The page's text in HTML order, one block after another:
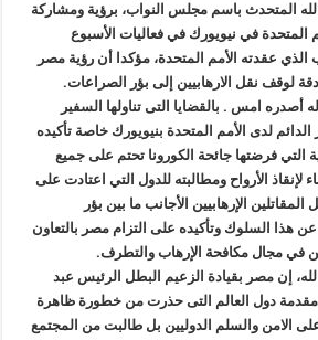
عن
مكافحة
المتحدث باسم مجلس النواب، برؤية ومشاركة
المتحدة في نيويورك في فعاليات الأسبوع
الذي عقدته الأمم المتحدة، مؤكدا أن رؤية مصر
لوقف نقل الارهابيين إلى بؤر الصراعات.
امس . بالقضايا التى تناولها السفير
لدى الأمم المتحدة بنيويورك خاصة تأكيده
التي فرضتها جائحة الكورونا تحتم على جميع
لإنقاذ الأرواح ومطالبته للدول التي اعتادت على
الإرهابيين الأجانب ما بين بؤر
هذا السلوك وتأكيده على التزام مصر بالتعاون
في مجال مكافحة الإرهاب والتطرف.
إن مصر بقيادة الزعيم البطل الرئيس عبد
دول العالم التى حذرت من خطورة ظاهرة
على الامن والسلم الدوليين بل طالبت من المجتمع